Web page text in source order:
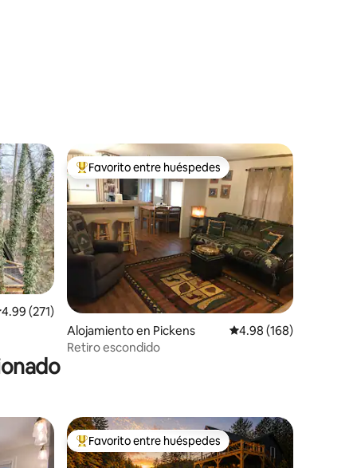
promedio: 4.99 de 5, 271 reseñas
4.99 (271)
Favorito entre huéspedes preferido
Favorito entre huéspedes
Alojamiento en Pickens Calificación promedio:
4.98 (168)
Retiro escondido
Favorito entre huéspedes preferido
Favorito entre huéspedes